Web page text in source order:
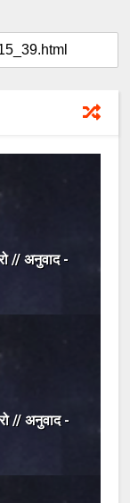
// अनुवाद -
// अनुवाद -